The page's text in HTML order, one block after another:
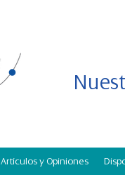
Artículos y Opiniones